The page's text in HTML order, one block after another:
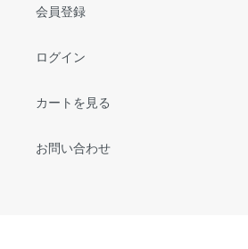
会員登録
ログイン
カートを見る
お問い合わせ